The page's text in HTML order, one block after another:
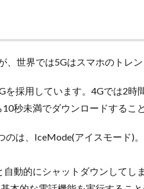
世界では5Gはスマホのトレン
採用しています。4Gでは2時
秒未満でダウンロードするこ
のは、IceMode(アイスモード)
動的にシャットダウンしてし